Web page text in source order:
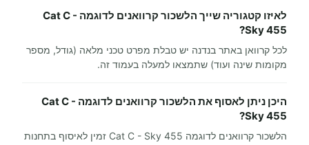
לאיזו קטגוריה שייך הלשכור קרוואנים לדוגמה Cat C -
Sky 455?
לכל קרוואן באתר בנדנה יש טבלת מפרט טכני מלאה (גודל, מספר
מקומות שינה ועוד) שתמצאו למעלה בעמוד זה.
היכן ניתן לאסוף את הלשכור קרוואנים לדוגמה Cat C -
Sky 455?
הלשכור קרוואנים לדוגמה Cat C - Sky 455 זמין לאיסוף בתחנות